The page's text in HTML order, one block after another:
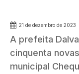
21 de dezembro de 2023
A prefeita
cinquenta
municipal